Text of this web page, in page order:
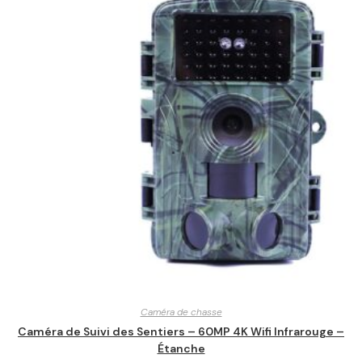
Caméra de chasse
Caméra de Suivi des Sentiers – 60MP 4K Wifi Infrarouge –
Étanche